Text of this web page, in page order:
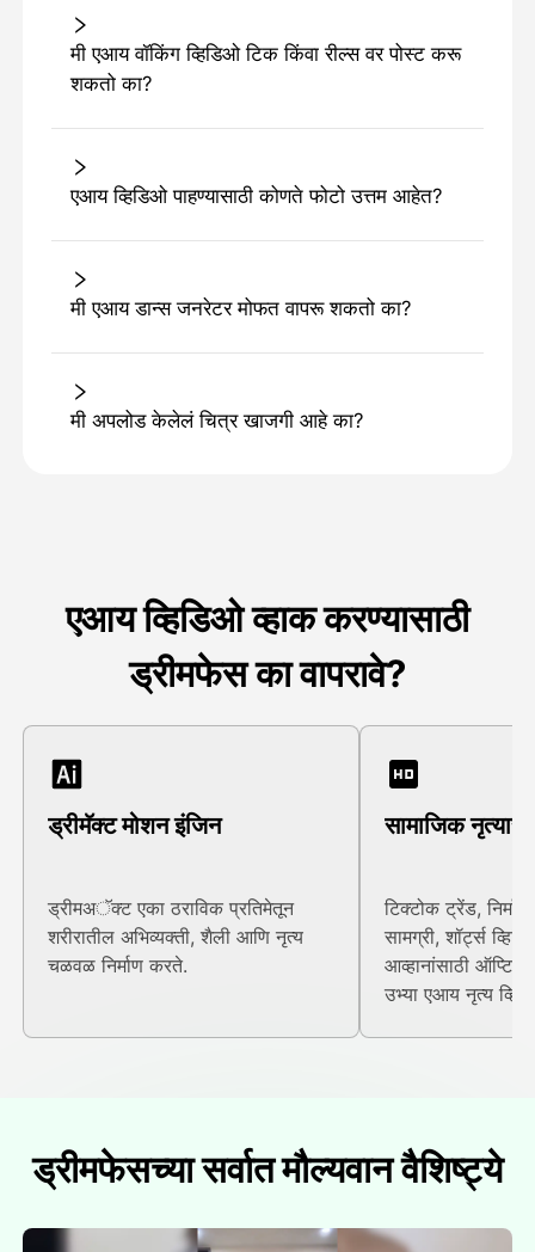
मी एआय वॉकिंग व्हिडिओ टिक किंवा रील्स वर पोस्ट करू
शकतो का?
एआय व्हिडिओ पाहण्यासाठी कोणते फोटो उत्तम आहेत?
मी एआय डान्स जनरेटर मोफत वापरू शकतो का?
मी अपलोड केलेलं चित्र खाजगी आहे का?
एआय व्हिडिओ व्हाक करण्यासाठी
ड्रीमफेस का वापरावे?
ड्रीमॅक्ट मोशन इंजिन
ड्रीमअॅक्ट एका ठराविक प्रतिमेतून
शरीरातील अभिव्यक्ती, शैली आणि नृत्य
चळवळ निर्माण करते.
सामाजिक
टिक्टोक ट्रेंड,
सामग्री, शॉर्ट्स
आव्हानांसाठी
उभ्या एआय नृत्य
ड्रीमफेसच्या सर्वात मौल्यवान वैशिष्ट्ये